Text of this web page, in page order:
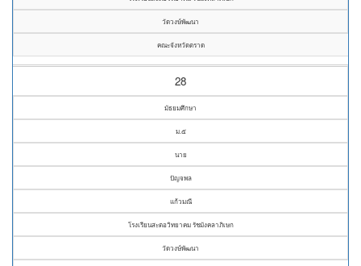
วัดวงษ์พัฒนา
คณะจังหวัดตราด
28
มัธยมศึกษา
ม.๕
นาย
ปัญจพล
แก้วมณี
โรงเรียนสะตอวิทยาคม รัชมังคลาภิเษก
วัดวงษ์พัฒนา